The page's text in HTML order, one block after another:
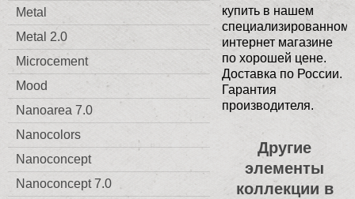
Metal
Metal 2.0
Microcement
Mood
Nanoarea 7.0
Nanocolors
Nanoconcept
Nanoconcept 7.0
купить в нашем
специализированном
интернет магазине
по хорошей цене.
Доставка по России.
Гарантия
производителя.
Другие
элементы
коллекции в